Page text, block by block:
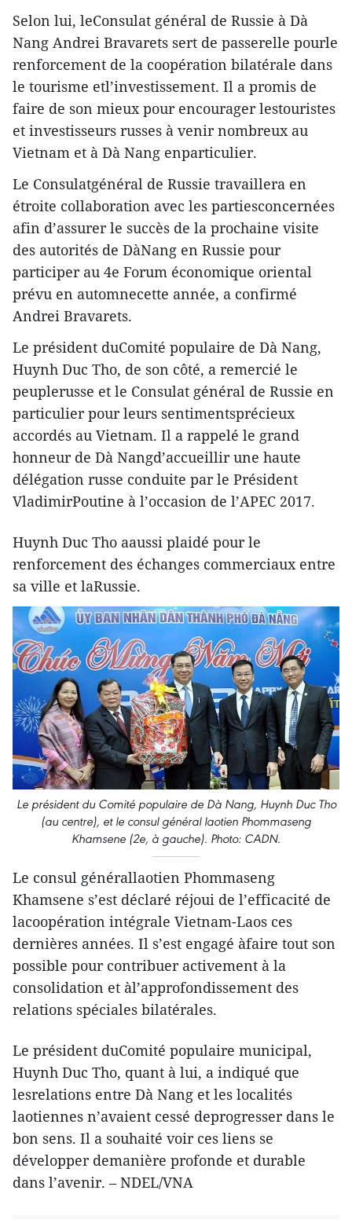
Selon lui, leConsulat général de Russie à Dà
Nang Andrei Bravarets sert de passerelle pourle
renforcement de la coopération bilatérale dans
le tourisme etl’investissement. Il a promis de
faire de son mieux pour encourager lestouristes
et investisseurs russes à venir nombreux au
Vietnam et à Dà Nang enparticulier.
Le Consulatgénéral de Russie travaillera en
étroite collaboration avec les partiesconcernées
afin d’assurer le succès de la prochaine visite
des autorités de DàNang en Russie pour
participer au 4e Forum économique oriental
prévu en automnecette année, a confirmé
Andrei Bravarets.
Le président duComité populaire de Dà Nang,
Huynh Duc Tho, de son côté, a remercié le
peuplerusse et le Consulat général de Russie en
particulier pour leurs sentimentsprécieux
accordés au Vietnam. Il a rappelé le grand
honneur de Dà Nangd’accueillir une haute
délégation russe conduite par le Président
VladimirPoutine à l’occasion de l’APEC 2017.
Huynh Duc Tho aaussi plaidé pour le
renforcement des échanges commerciaux entre
sa ville et laRussie.
Le président du Comité populaire de Dà Nang, Huynh Duc Tho
(au centre), et le consul général laotien Phommaseng
Khamsene (2e, à gauche). Photo: CADN.
Le consul générallaotien Phommaseng
Khamsene s’est déclaré réjoui de l’efficacité de
lacoopération intégrale Vietnam-Laos ces
dernières années. Il s’est engagé àfaire tout son
possible pour contribuer activement à la
consolidation et àl’approfondissement des
relations spéciales bilatérales.
Le président duComité populaire municipal,
Huynh Duc Tho, quant à lui, a indiqué que
lesrelations entre Dà Nang et les localités
laotiennes n’avaient cessé deprogresser dans le
bon sens. Il a souhaité voir ces liens se
développer demanière profonde et durable
dans l’avenir. – NDEL/VNA